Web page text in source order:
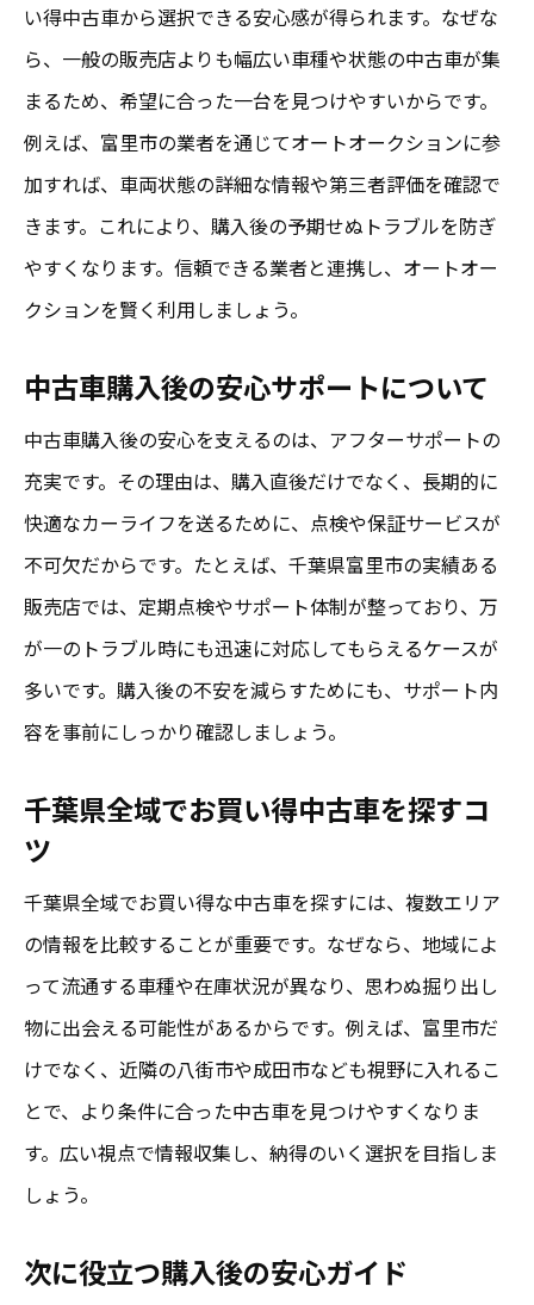
い得中古車から選択できる安心感が得られます。なぜな
ら、一般の販売店よりも幅広い車種や状態の中古車が集
まるため、希望に合った一台を見つけやすいからです。
例えば、富里市の業者を通じてオートオークションに参
加すれば、車両状態の詳細な情報や第三者評価を確認で
きます。これにより、購入後の予期せぬトラブルを防ぎ
やすくなります。信頼できる業者と連携し、オートオー
クションを賢く利用しましょう。
中古車購入後の安心サポートについて
中古車購入後の安心を支えるのは、アフターサポートの
充実です。その理由は、購入直後だけでなく、長期的に
快適なカーライフを送るために、点検や保証サービスが
不可欠だからです。たとえば、千葉県富里市の実績ある
販売店では、定期点検やサポート体制が整っており、万
が一のトラブル時にも迅速に対応してもらえるケースが
多いです。購入後の不安を減らすためにも、サポート内
容を事前にしっかり確認しましょう。
千葉県全域でお買い得中古車を探すコ
ツ
千葉県全域でお買い得な中古車を探すには、複数エリア
の情報を比較することが重要です。なぜなら、地域によ
って流通する車種や在庫状況が異なり、思わぬ掘り出し
物に出会える可能性があるからです。例えば、富里市だ
けでなく、近隣の八街市や成田市なども視野に入れるこ
とで、より条件に合った中古車を見つけやすくなりま
す。広い視点で情報収集し、納得のいく選択を目指しま
しょう。
次に役立つ購入後の安心ガイド